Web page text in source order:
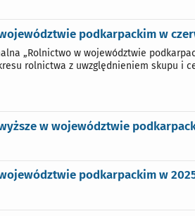
podkarpackim w
„Rolnictwo w województwie
rolnictwa z uwzględnieniem skupu i
w województwie
podkarpackim w